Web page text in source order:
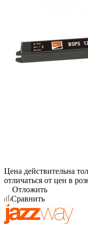
Цена действительна
отличаться от цен в
Отложить
Сравнить